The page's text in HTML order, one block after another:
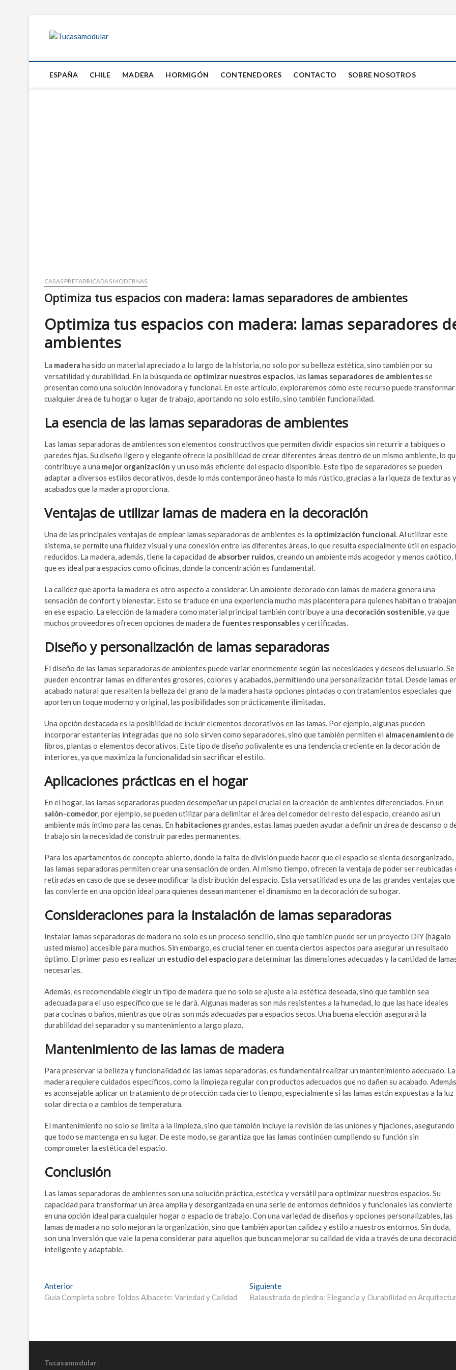
ESPAÑA CHILE MADERA HORMIGÓN CONTENEDORES CONTACTO SOBRE NOSOTROS
CASAS PREFABRICADAS MODERNAS
Optimiza tus espacios con madera: lamas separadores de ambientes
Optimiza tus espacios con madera: lamas separadores
ambientes
La madera ha sido un material apreciado a lo largo de la historia, no solo por su belleza estética, sino también por su
versatilidad y durabilidad. En la búsqueda de optimizar nuestros espacios, las lamas separadores de ambientesse
presentan como una solución innovadora y funcional. En este artículo, exploraremos cómo este recurso puede transformar
cualquier área de tu hogar o lugar de trabajo, aportando no solo estilo, sino también funcionalidad.
La esencia de las lamas separadoras de ambientes
Las lamas separadoras de ambientes son elementos constructivos que permiten dividir espacios sin recurrir a tabiques o
paredes fijas. Su diseño ligero y elegante ofrece la posibilidad de crear diferentes áreas dentro de un mismo ambiente, lo
contribuye a una mejor organización y un uso más eficiente del espacio disponible. Este tipo de separadores se pueden
adaptar a diversos estilos decorativos, desde lo más contemporáneo hasta lo más rústico, gracias a la riqueza de texturas y
acabados que la madera proporciona.
Ventajas de utilizar lamas de madera en la decoración
Una de las principales ventajas de emplear lamas separadoras de ambientes es la optimización funcional. Al utilizar este
sistema, se permite una fluidez visual y una conexión entre las diferentes áreas, lo que resulta especialmente útil en
reducidos. La madera, además, tiene la capacidad de absorber ruidos, creando un ambiente más acogedor y menos caótico,
que es ideal para espacios como oficinas, donde la concentración es fundamental.
La calidez que aporta la madera es otro aspecto a considerar. Un ambiente decorado con lamas de madera genera una
sensación de confort y bienestar. Esto se traduce en una experiencia mucho más placentera para quienes habitan o trabajan
en ese espacio. La elección de la madera como material principal también contribuye a una decoración sostenible, ya que
muchos proveedores ofrecen opciones de madera de fuentes responsablesy certificadas.
Diseño y personalización de lamas separadoras
El diseño de las lamas separadoras de ambientes puede variar enormemente según las necesidades y deseos del usuario. Se
pueden encontrar lamas en diferentes grosores, colores y acabados, permitiendo una personalización total. Desde lamas
acabado natural que resalten la belleza del grano de la madera hasta opciones pintadas o con tratamientos especiales que
aporten un toque moderno y original, las posibilidades son prácticamente ilimitadas.
Una opción destacada es la posibilidad de incluir elementos decorativos en las lamas. Por ejemplo, algunas pueden
incorporar estanterías integradas que no solo sirven como separadores, sino que también permiten el almacenamientode
libros, plantas o elementos decorativos. Este tipo de diseño polivalente es una tendencia creciente en la decoración de
interiores, ya que maximiza la funcionalidad sin sacrificar el estilo.
Aplicaciones prácticas en el hogar
En el hogar, las lamas separadoras pueden desempeñar un papel crucial en la creación de ambientes diferenciados. En un
salón-comedor, por ejemplo, se pueden utilizar para delimitar el área del comedor del resto del espacio, creando así un
ambiente más íntimo para las cenas. En habitacionesgrandes, estas lamas pueden ayudar a definir un área de descanso o
trabajo sin la necesidad de construir paredes permanentes.
Para los apartamentos de concepto abierto, donde la falta de división puede hacer que el espacio se sienta desorganizado,
las lamas separadoras permiten crear una sensación de orden. Al mismo tiempo, ofrecen la ventaja de poder ser reubicadas
retiradas en caso de que se desee modificar la distribución del espacio. Esta versatilidad es una de las grandes ventajas que
las convierte en una opción ideal para quienes desean mantener el dinamismo en la decoración de su hogar.
Consideraciones para la instalación de lamas separadoras
Instalar lamas separadoras de madera no solo es un proceso sencillo, sino que también puede ser un proyecto DIY (hágalo
usted mismo) accesible para muchos. Sin embargo, es crucial tener en cuenta ciertos aspectos para asegurar un resultado
óptimo. El primer paso es realizar un estudio del espaciopara determinar las dimensiones adecuadas y la cantidad de
necesarias.
Además, es recomendable elegir un tipo de madera que no solo se ajuste a la estética deseada, sino que también sea
adecuada para el uso específico que se le dará. Algunas maderas son más resistentes a la humedad, lo que las hace ideales
para cocinas o baños, mientras que otras son más adecuadas para espacios secos. Una buena elección asegurará la
durabilidad del separador y su mantenimiento a largo plazo.
Mantenimiento de las lamas de madera
Para preservar la belleza y funcionalidad de las lamas separadoras, es fundamental realizar un mantenimiento adecuado. La
madera requiere cuidados específicos, como la limpieza regular con productos adecuados que no dañen su acabado.
es aconsejable aplicar un tratamiento de protección cada cierto tiempo, especialmente si las lamas están expuestas a la luz
solar directa o a cambios de temperatura.
El mantenimiento no solo se limita a la limpieza, sino que también incluye la revisión de las uniones y fijaciones, asegurando
que todo se mantenga en su lugar. De este modo, se garantiza que las lamas continúen cumpliendo su función sin
comprometer la estética del espacio.
Conclusión
Las lamas separadoras de ambientes son una solución práctica, estética y versátil para optimizar nuestros espacios. Su
capacidad para transformar un área amplia y desorganizada en una serie de entornos definidos y funcionales las convierte
en una opción ideal para cualquier hogar o espacio de trabajo. Con una variedad de diseños y opciones personalizables, las
lamas de madera no solo mejoran la organización, sino que también aportan calidez y estilo a nuestros entornos. Sin duda,
son una inversión que vale la pena considerar para aquellos que buscan mejorar su calidad de vida a través de una
inteligente y adaptable.
Navegación
de
AnteriorEntrada
anterior:
Guía Completa sobre Toldos Albacete: Variedad y Calidad
SiguienteEntrada
siguiente:
Balaustrada de piedra: Elegancia y Durabilidad en
Tucasamodular |